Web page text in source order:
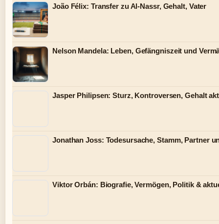
João Félix: Transfer zu Al-Nassr, Gehalt, Vater
Nelson Mandela: Leben, Gefängniszeit und
Jasper Philipsen: Sturz, Kontroversen, Gehalt
Jonathan Joss: Todesursache, Stamm, Partner
Viktor Orbán: Biografie, Vermögen, Politik &